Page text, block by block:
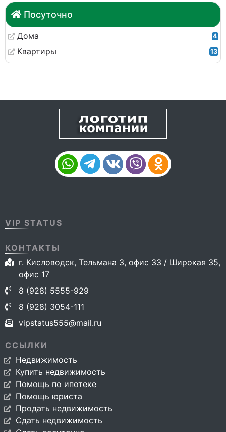
Посуточно
Дома 4
Квартиры 13
VIP STATUS
КОНТАКТЫ
г. Кисловодск, Тельмана 3, офис 33 / Широкая 35,
офис 17
8 (928) 5555-929
8 (928) 3054-111
vipstatus555@mail.ru
ССЫЛКИ
Недвижимость
Купить недвижимость
Помощь по ипотеке
Помощь юриста
Продать недвижимость
Сдать недвижимость